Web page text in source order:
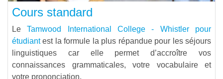
Cours standard
LeTamwood International College - Whistler pour
étudiantest la formule la plus répandue pour les séjours
linguistiques car elle permet d’accroître vos
connaissances grammaticales, votre vocabulaire et
votre prononciation.